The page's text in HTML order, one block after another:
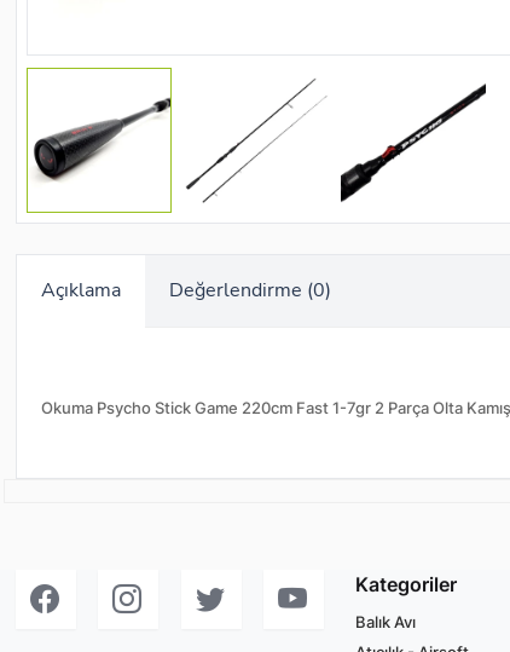
Açıklama Değerlendirme (0)
Okuma Psycho Stick Game 220cm Fast 1-7gr 2 Parça Olta
Kategoriler
Balık Avı